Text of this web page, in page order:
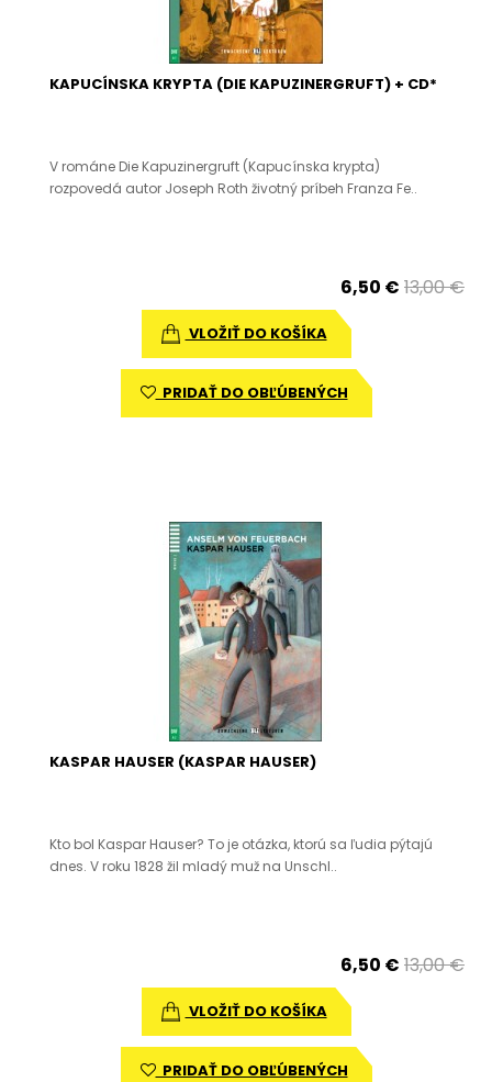
KAPUCÍNSKA KRYPTA (DIE KAPUZINERGRUFT) + CD*
V románe Die Kapuzinergruft (Kapucínska krypta)
rozpovedá autor Joseph Roth životný príbeh Franza Fe..
6,50 € 13,00 €
VLOŽIŤ DO KOŠÍKA
PRIDAŤ DO OBĽÚBENÝCH
KASPAR HAUSER (KASPAR HAUSER)
Kto bol Kaspar Hauser? To je otázka, ktorú sa ľudia pýtajú
dnes. V roku 1828 žil mladý muž na Unschl..
6,50 € 13,00 €
VLOŽIŤ DO KOŠÍKA
PRIDAŤ DO OBĽÚBENÝCH